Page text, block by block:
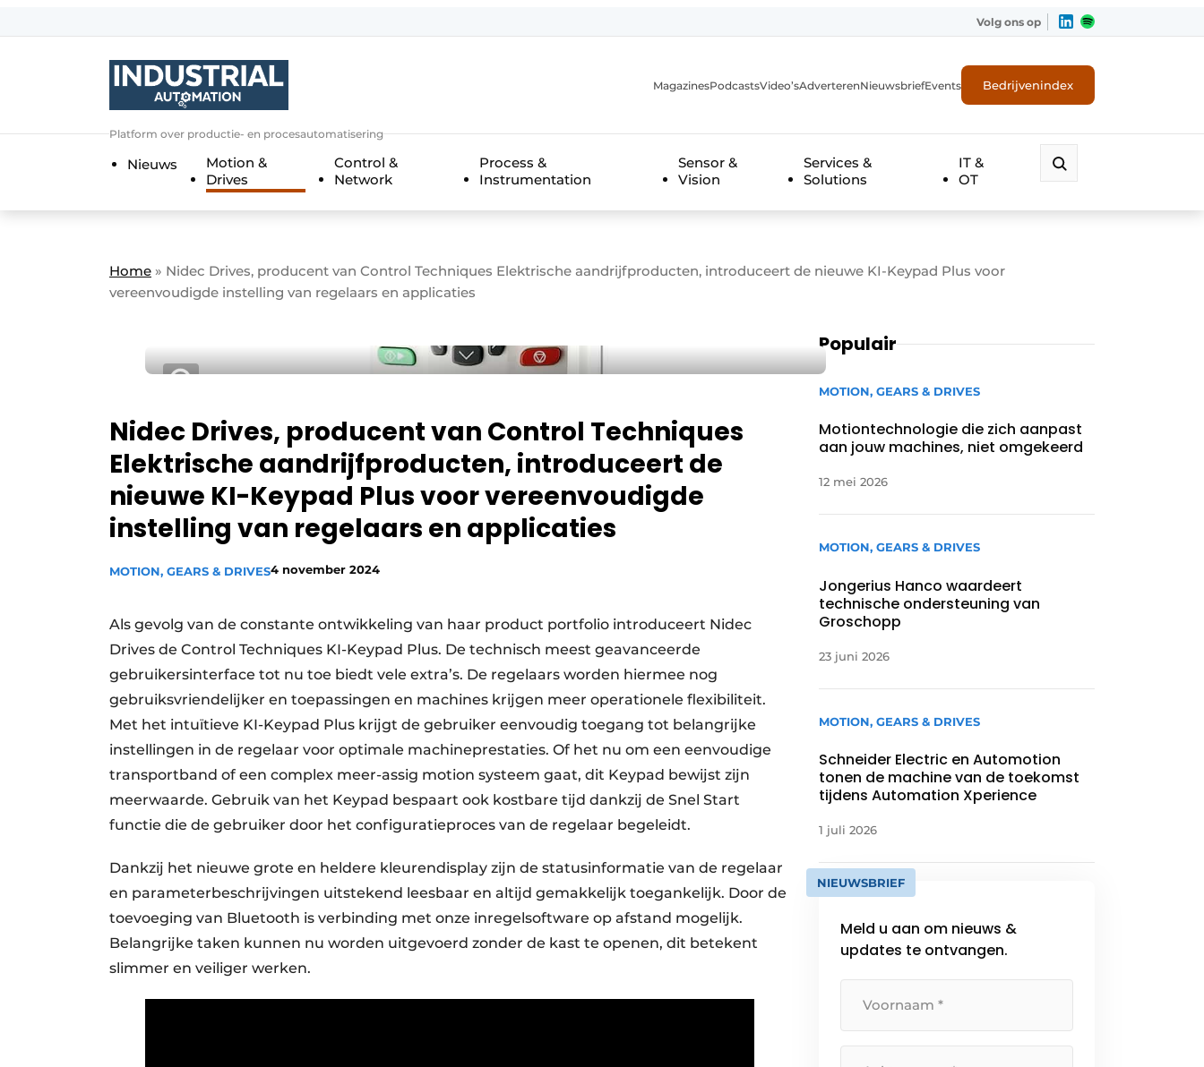
Algemene voorwaarden
Contact
Direct contact
Evenement aanmelden
Home
Nieuwsbrief
Privacy / Cookie statement
Vacature aanmelden
Volg ons op
Platform over productie- en procesautomatisering
MagazinesPodcastsVideo’sAdverterenNieuwsbriefEvents Bedrijvenindex
Nieuws
Motion &
Drives
Control &
Network
Process &
Instrumentation
Sensor &
Vision
Services &
Solutions
IT &
OT
Home » Nidec Drives, producent van Control Techniques Elektrische aandrijfproducten, introduceert de nieuwe KI-Keypad Plus voor
vereenvoudigde instelling van regelaars en applicaties
Nidec Drives, producent van Control Techniques
Elektrische aandrijfproducten, introduceert de
nieuwe KI-Keypad Plus voor vereenvoudigde
instelling van regelaars en applicaties
MOTION, GEARS & DRIVES4 november 2024
Als gevolg van de constante ontwikkeling van haar product portfolio introduceert Nidec
Drives de Control Techniques KI-Keypad Plus. De technisch meest geavanceerde
gebruikersinterface tot nu toe biedt vele extra’s. De regelaars worden hiermee nog
gebruiksvriendelijker en toepassingen en machines krijgen meer operationele flexibiliteit.
Met het intuïtieve KI-Keypad Plus krijgt de gebruiker eenvoudig toegang tot belangrijke
instellingen in de regelaar voor optimale machineprestaties. Of het nu om een eenvoudige
transportband of een complex meer-assig motion systeem gaat, dit Keypad bewijst zijn
meerwaarde. Gebruik van het Keypad bespaart ook kostbare tijd dankzij de Snel Start
functie die de gebruiker door het configuratieproces van de regelaar begeleidt.
Dankzij het nieuwe grote en heldere kleurendisplay zijn de statusinformatie van de regelaar
en parameterbeschrijvingen uitstekend leesbaar en altijd gemakkelijk toegankelijk. Door de
toevoeging van Bluetooth is verbinding met onze inregelsoftware op afstand mogelijk.
Belangrijke taken kunnen nu worden uitgevoerd zonder de kast te openen, dit betekent
slimmer en veiliger werken.
Populair
MOTION, GEARS & DRIVES
Motiontechnologie die zich aanpast
aan jouw machines, niet omgekeerd
12 mei 2026
MOTION, GEARS & DRIVES
Jongerius Hanco waardeert
technische ondersteuning van
Groschopp
23 juni 2026
MOTION, GEARS & DRIVES
Schneider Electric en Automotion
tonen de machine van de toekomst
tijdens Automation Xperience
1 juli 2026
NIEUWSBRIEF
Meld u aan om nieuws &
updates te ontvangen.